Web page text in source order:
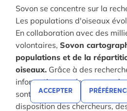
ACCEPTER
Sovon se concentre sur la
Les populations d'oiseaux
En collaboration avec des
volontaires, Sovon
populations et de la
oiseaux. Grâce à des
informations sur les causes
sont obtenues. Cette
disposition des chercheurs,